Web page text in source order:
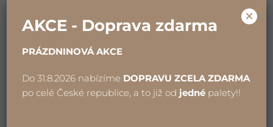
AKCE - Doprava zdarma
PRÁZDNINOVÁ AKCE
Do 31.8.2026 nabízíme DOPRAVU ZCELA ZDARMA
po celé České republice, a to již od jedné palety!!
×